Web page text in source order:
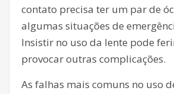
contato precisa ter um par de
algumas situações de
Insistir no uso da lente pode
provocar outras complicações.
As falhas mais comuns no uso